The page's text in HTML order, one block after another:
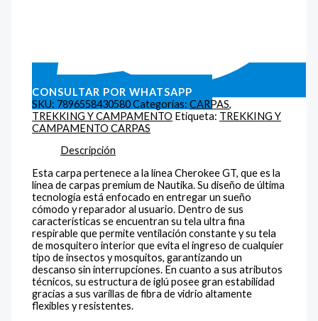
CONSULTAR POR WHATSAPP
SKU: 7896558430580Categorías:CARPAS,
TREKKING Y CAMPAMENTO Etiqueta: TREKKING Y
CAMPAMENTO CARPAS
Descripción
Esta carpa pertenece a la línea Cherokee GT, que es la
línea de carpas premium de Nautika. Su diseño de última
tecnología está enfocado en entregar un sueño
cómodo y reparador al usuario. Dentro de sus
características se encuentran su tela ultra fina
respirable que permite ventilación constante y su tela
de mosquitero interior que evita el ingreso de cualquier
tipo de insectos y mosquitos, garantizando un
descanso sin interrupciones. En cuanto a sus atributos
técnicos, su estructura de iglú posee gran estabilidad
gracias a sus varillas de fibra de vidrio altamente
flexibles y resistentes.